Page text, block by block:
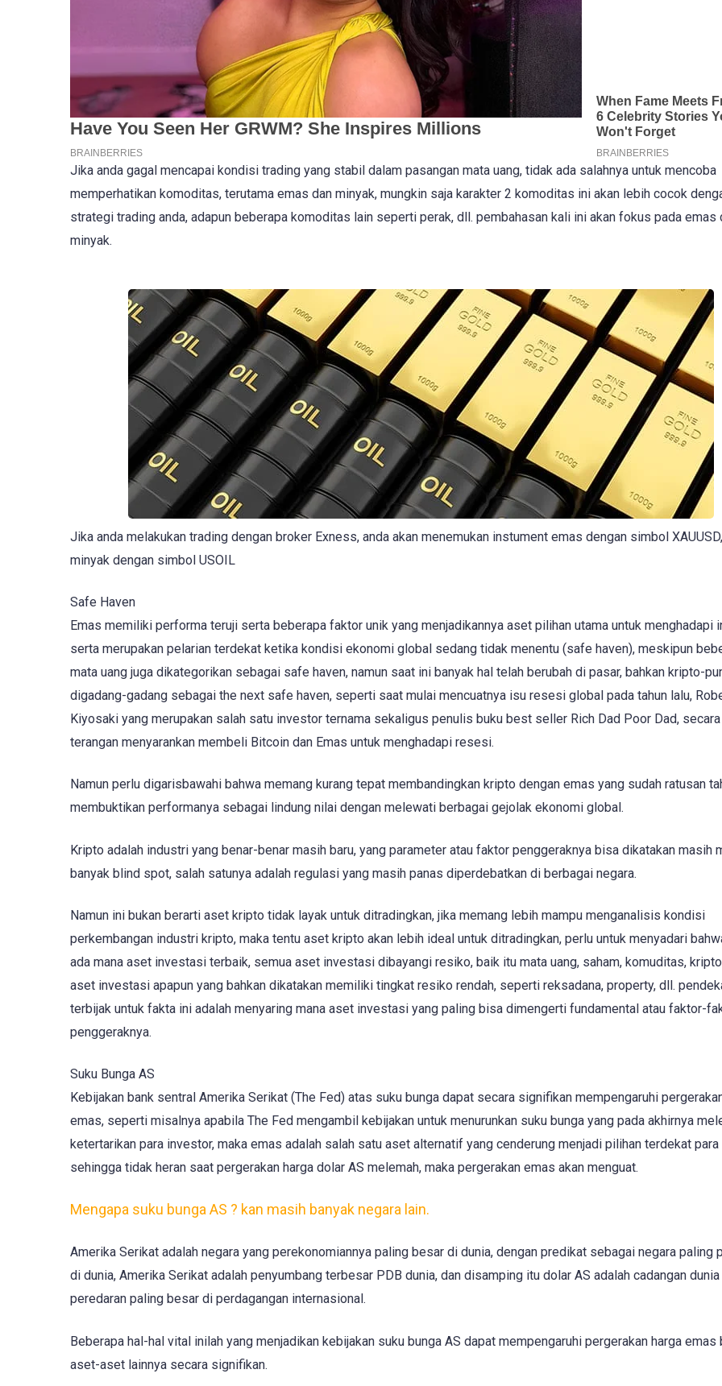
Jika anda gagal mencapai kondisi trading yang stabil dalam pasangan mata uang, tidak ada salahnya untuk mencoba
memperhatikan komoditas, terutama emas dan minyak, mungkin saja karakter 2 komoditas ini akan lebih cocok
strategi trading anda, adapun beberapa komoditas lain seperti perak, dll. pembahasan kali ini akan fokus pada emas
minyak.
Jika anda melakukan trading dengan broker Exness, anda akan menemukan instument emas dengan simbol
minyak dengan simbol USOIL
Safe Haven
Emas memiliki performa teruji serta beberapa faktor unik yang menjadikannya aset pilihan utama untuk menghadapi
serta merupakan pelarian terdekat ketika kondisi ekonomi global sedang tidak menentu (safe haven), meskipun
mata uang juga dikategorikan sebagai safe haven, namun saat ini banyak hal telah berubah di pasar, bahkan kripto-
digadang-gadang sebagai the next safe haven, seperti saat mulai mencuatnya isu resesi global pada tahun lalu,
Kiyosaki yang merupakan salah satu investor ternama sekaligus penulis buku best seller Rich Dad Poor Dad,
terangan menyarankan membeli Bitcoin dan Emas untuk menghadapi resesi.
Namun perlu digarisbawahi bahwa memang kurang tepat membandingkan kripto dengan emas yang sudah ratusan
membuktikan performanya sebagai lindung nilai dengan melewati berbagai gejolak ekonomi global.
Kripto adalah industri yang benar-benar masih baru, yang parameter atau faktor penggeraknya bisa dikatakan masih
banyak blind spot, salah satunya adalah regulasi yang masih panas diperdebatkan di berbagai negara.
Namun ini bukan berarti aset kripto tidak layak untuk ditradingkan, jika memang lebih mampu menganalisis kondisi
perkembangan industri kripto, maka tentu aset kripto akan lebih ideal untuk ditradingkan, perlu untuk menyadari
ada mana aset investasi terbaik, semua aset investasi dibayangi resiko, baik itu mata uang, saham, komuditas,
aset investasi apapun yang bahkan dikatakan memiliki tingkat resiko rendah, seperti reksadana, property, dll.
terbijak untuk fakta ini adalah menyaring mana aset investasi yang paling bisa dimengerti fundamental atau faktor-
penggeraknya.
Suku Bunga AS
Kebijakan bank sentral Amerika Serikat (The Fed) atas suku bunga dapat secara signifikan mempengaruhi
emas, seperti misalnya apabila The Fed mengambil kebijakan untuk menurunkan suku bunga yang pada akhirnya
ketertarikan para investor, maka emas adalah salah satu aset alternatif yang cenderung menjadi pilihan terdekat
sehingga tidak heran saat pergerakan harga dolar AS melemah, maka pergerakan emas akan menguat.
Mengapa suku bunga AS ? kan masih banyak negara lain.
Amerika Serikat adalah negara yang perekonomiannya paling besar di dunia, dengan predikat sebagai negara paling
di dunia, Amerika Serikat adalah penyumbang terbesar PDB dunia, dan disamping itu dolar AS adalah cadangan
peredaran paling besar di perdagangan internasional.
Beberapa hal-hal vital inilah yang menjadikan kebijakan suku bunga AS dapat mempengaruhi pergerakan harga emas
aset-aset lainnya secara signifikan.